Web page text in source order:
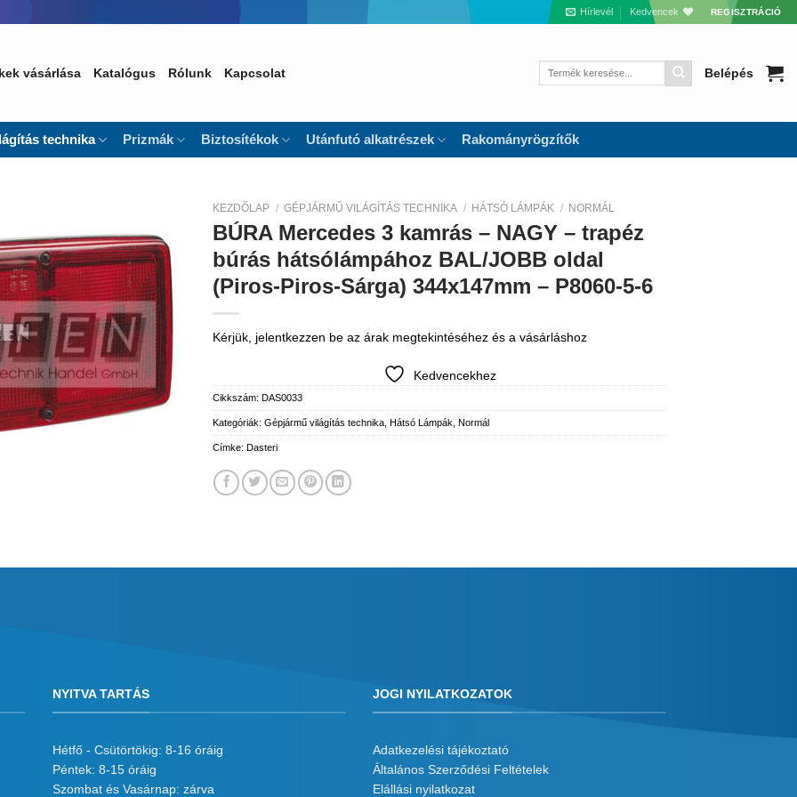
Hírlevél Kedvencek REGISZTRÁCIÓ
vásárlása Katalógus Rólunk Kapcsolat
Keresés
Belépés
technika Prizmák Biztosítékok Utánfutó alkatrészek Rakományrögzítők
Kedvencekhez
KEZDŐLAP / GÉPJÁRMŰ VILÁGÍTÁS TECHNIKA / HÁTSÓ LÁMPÁK / NORMÁL
BÚRA Mercedes 3 kamrás – NAGY – trapéz
búrás hátsólámpához BAL/JOBB oldal
(Piros-Piros-Sárga) 344x147mm – P8060-5-6
Kérjük, jelentkezzen be az árak megtekintéséhez és a vásárláshoz
Kedvencekhez
Cikkszám: DAS0033
Kategóriák: Gépjármű világítás technika Hátsó Lámpák Normál
Címke: Dasteri
NYITVA TARTÁS
Hétfő - Csütörtökig: 8-16 óráig
Péntek: 8-15 óráig
Szombat és Vasárnap: zárva
JOGI NYILATKOZATOK
Adatkezelési tájékoztató
Általános Szerződési Feltételek
Elállási nyilatkozat